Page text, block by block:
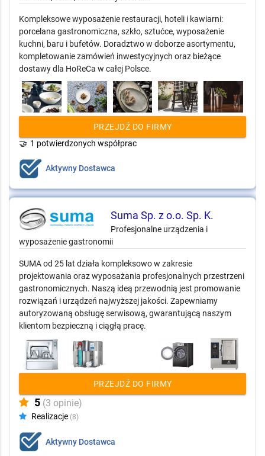
Kompleksowe wyposażenie restauracji, hoteli i kawiarni:
porcelana gastronomiczna, szkło, sztućce, wyposażenie
kuchni, baru i bufetów. Doradztwo w doborze asortymentu,
kompletowanie zamówień inwestycyjnych oraz bieżące
dostawy dla HoReCa w całej Polsce.
PRZEJDŹ DO FIRMY
🤝 1 potwierdzonych współprac
Aktywny Dostawca
Suma Sp. z o.o. Sp. K.
Profesjonalne urządzenia i
wyposażenie gastronomii
SUMA od 25 lat działa kompleksowo w zakresie
projektowania oraz wyposażania profesjonalnych przestrzeni
gastronomicznych. Naszą ideą przewodnią jest promowanie
rozwiązań i urządzeń najwyższej jakości. Zapewniamy
autoryzowaną obsługę serwisową, gwarantującą naszym
klientom bezpieczną i ciągłą pracę.
PRZEJDŹ DO FIRMY
5 (3 opinie)
Realizacje (8)
Aktywny Dostawca